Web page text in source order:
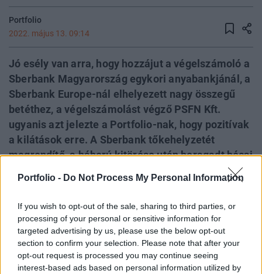
Portfolio - Do Not Process My Personal Information
If you wish to opt-out of the sale, sharing to third parties, or
processing of your personal or sensitive information for
targeted advertising by us, please use the below opt-out
section to confirm your selection. Please note that after your
opt-out request is processed you may continue seeing
interest-based ads based on personal information utilized by
Portfolio
2022. május 13. 09:14
Jó esély van arra, hogy hozzájut a végelszámoló a
Sberbank Magyarország egykori anyabankjánál, a
Sberbank Europe-nál elhelyezett nagy összegű
betéthez, a végelszámolást végző PSFN Kft.
ugyanis azt jelezte a Portfolio-nak, hogy pozitívak
a kilátások erre. A Sberbank tőkehelyzetét
megrendítő, a háború kitörése után beragadt bécsi
betétnek nemcsak az OBA-kártalanításban nem
részesülő hitelezők szempontjából van
jelentősége, hanem befolyásolja az Országos
Betétbiztosítási Alapba a bankok által teljesítendő
73,55 milliárd forintos rendkívüli befizetés
térülését, és ezen keresztül a bankszektor idei
jövedelmezőségét is.